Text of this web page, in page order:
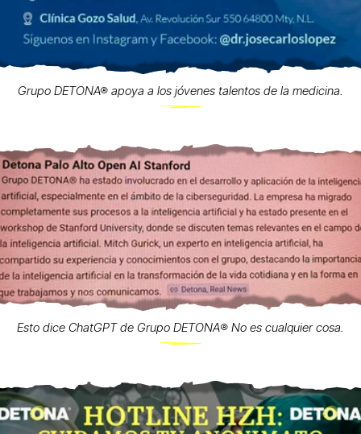
Grupo DETONA® apoya a los jóvenes talentos de la medicina.
Esto dice ChatGPT de Grupo DETONA®️ No es cualquier cosa.